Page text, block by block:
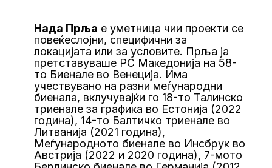
Нада Прља е уметница чии проекти се
повеќеслојни, специфични за
локацијата или за условите. Прља ја
претставуваше РС Македонија на 58-
то Биенале во Венеција. Има
учествувано на разни меѓународни
биенала, вклучувајќи го 18-то Талинско
триенале за графика во Естонија (2022
година), 14-то Балтичко триенале во
Литванија (2021 година),
Меѓународното биенале во Инсбрук во
Австрија (2022 и 2020 година), 7-мото